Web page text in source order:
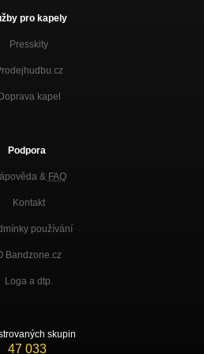
pro kapely
Presskity
kapel
Podpora
& FAQ
Kontakt
používání
Bandzone.cz
Loga a dtp.
skupin
47 033